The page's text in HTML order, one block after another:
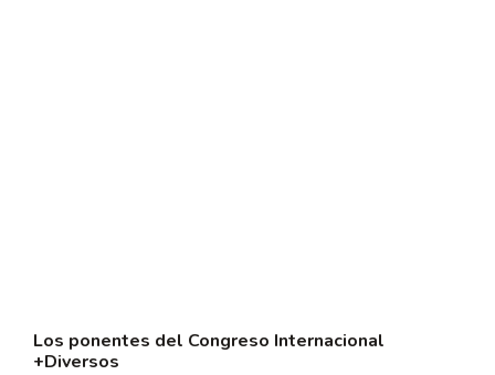
Los ponentes del Congreso Internacional
+Diversos